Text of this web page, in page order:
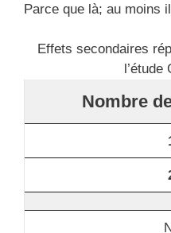
Parce que là; au moins
Effets secondaires
l’étude
Nombre